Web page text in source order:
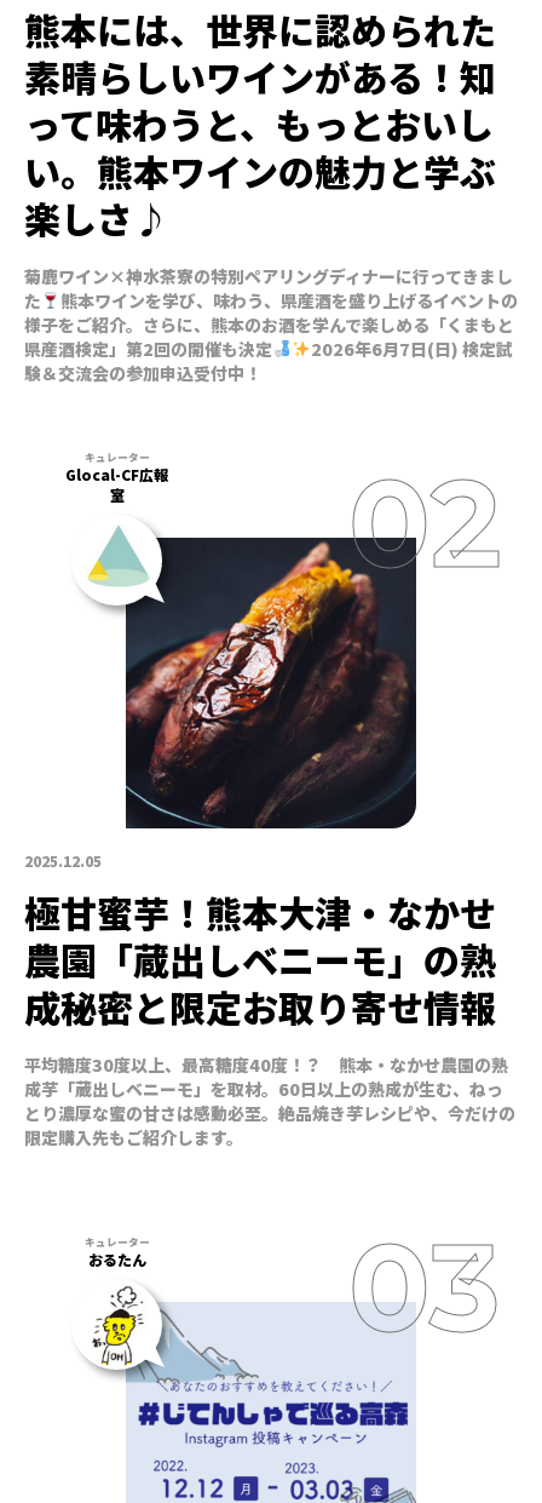
熊本には、世界に認められた
素晴らしいワインがある！知
って味わうと、もっとおいし
い。熊本ワインの魅力と学ぶ
楽しさ♪
菊鹿ワイン×神水茶寮の特別ペアリングディナーに行ってきまし
た
熊本ワインを学び、味わう、県産酒を盛り上げるイベントの
様子をご紹介。さらに、熊本のお酒を学んで楽しめる「くまもと
県産酒検定」第2回の開催も決定
2026年6月7日(日) 検定試
験＆交流会の参加申込受付中！
2025.12.05
Glocal-CF広報
室
極甘蜜芋！熊本大津・なかせ
農園「蔵出しベニーモ」の熟
成秘密と限定お取り寄せ情報
平均糖度30度以上、最高糖度40度！？ 熊本・なかせ農園の熟
成芋「蔵出しベニーモ」を取材。60日以上の熟成が生む、ねっ
とり濃厚な蜜の甘さは感動必至。絶品焼き芋レシピや、今だけの
限定購入先もご紹介します。
おるたん